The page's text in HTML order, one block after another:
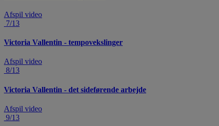
Afspil video
7/13
Victoria Vallentin - tempovekslinger
Afspil video
8/13
Victoria Vallentin - det sideførende arbejde
Afspil video
9/13